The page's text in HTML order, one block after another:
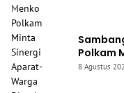
Polkam
8 Agustus